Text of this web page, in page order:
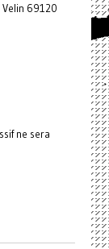
Velin 69120
ne sera